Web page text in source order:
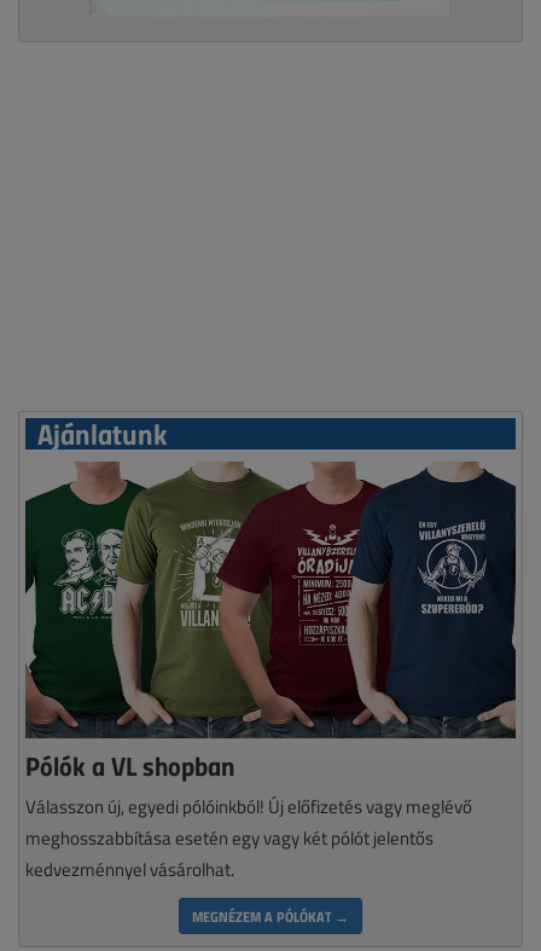
Ajánlatunk
Pólók a VL shopban
Válasszon új, egyedi pólóinkból! Új előfizetés vagy meglévő
meghosszabbítása esetén egy vagy két pólót jelentős
kedvezménnyel vásárolhat.
MEGNÉZEM A PÓLÓKAT →